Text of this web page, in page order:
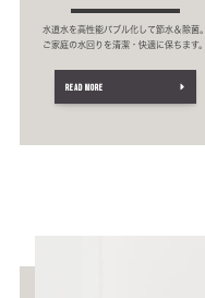
水道水を高性能バブル化して節水＆除菌。
ご家庭の水回りを清潔・快適に保ちます。
READ MORE